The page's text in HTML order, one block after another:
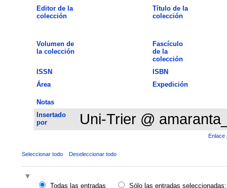
Editor de la
colección
Título de la
colección
Volumen de
la colección
Fascículo
de la
colección
ISSN
ISBN
Área
Expedición
Notas
Insertado
por
Uni-Trier @
Enlace
Seleccionar todo Deseleccionar todo
Todas las entradas Sólo las entradas seleccionadas: